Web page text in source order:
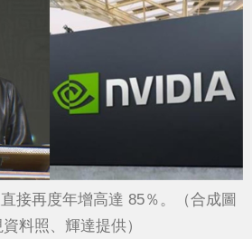
接再度年增高達 85％。（合成圖
資料照、輝達提供）